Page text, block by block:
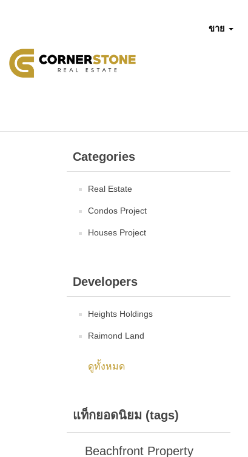
ขาย
Categories
Real Estate
Condos Project
Houses Project
Developers
Heights Holdings
Raimond Land
ดูทั้งหมด
แท็กยอดนิยม (tags)
Beachfront Property